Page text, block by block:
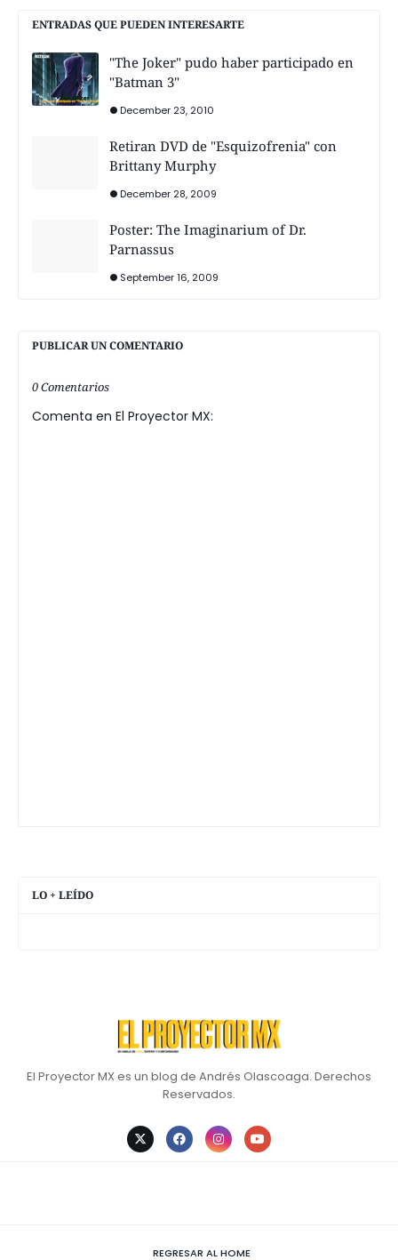
ENTRADAS QUE PUEDEN INTERESARTE
"The Joker" pudo haber participado en
"Batman 3"
December 23, 2010
Retiran DVD de "Esquizofrenia" con
Brittany Murphy
December 28, 2009
Poster: The Imaginarium of Dr.
Parnassus
September 16, 2009
PUBLICAR UN COMENTARIO
0 Comentarios
Comenta en El Proyector MX:
LO + LEÍDO
El Proyector MX es un blog de Andrés Olascoaga. Derechos
Reservados.
REGRESAR AL HOME